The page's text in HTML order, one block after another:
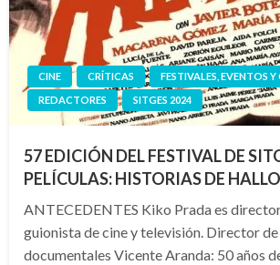
CINE CRÍTICAS
FESTIVALES, EVENTOS Y
REDACTORES
SITGES 2024
57 EDICIÓN DEL FESTIVAL DE
PELÍCULAS: HISTORIAS DE
ANTECEDENTES Kiko Prada es
guionista de cine y televisión. Director de
documentales Vicente Aranda: 50 años